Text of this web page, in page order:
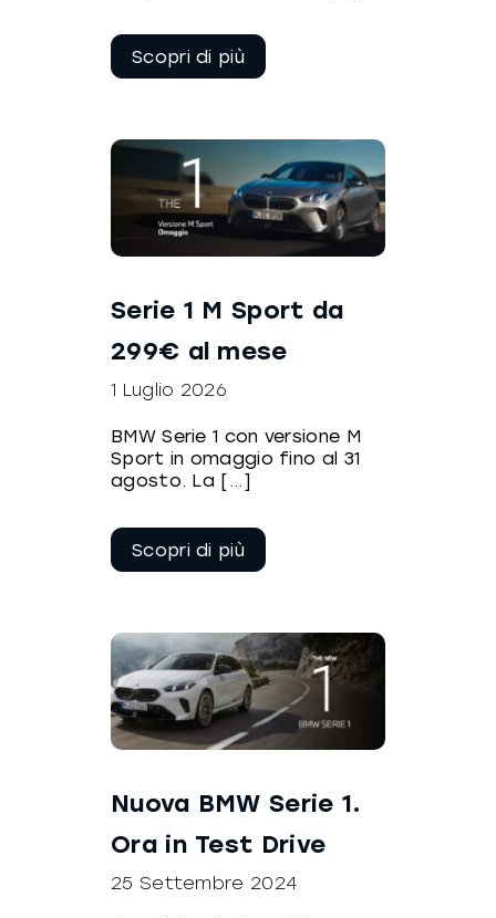
leggere
Serie 1 M Sport da
299€ al mese
1 Luglio 2026
BMW Serie 1 con versione M
Sport in omaggio fino al 31
agosto. La [...]
leggere
Nuova BMW Serie 1.
Ora in Test Drive
25 Settembre 2024